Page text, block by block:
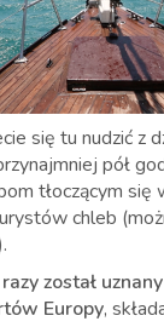
się tu nudzić z
pół
tłoczącym się
chleb
został
Europy,